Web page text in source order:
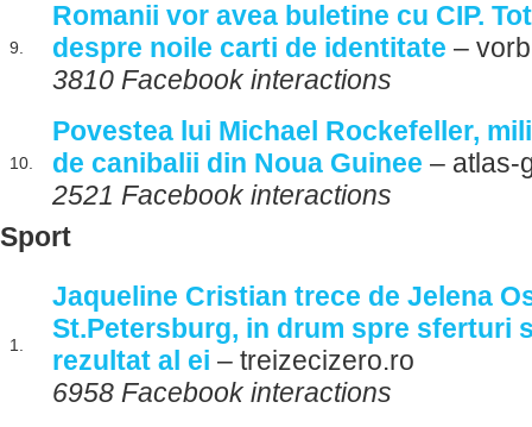
9.
Romanii vor avea buletine cu CIP.
despre noile carti de identitate –
3810 Facebook interactions
10.
Povestea lui Michael Rockefeller,
de canibalii din Noua Guinee – atlas-
2521 Facebook interactions
Sport
1.
Jaqueline Cristian trece de Jelena
St.Petersburg, in drum spre sferturi
rezultat al ei – treizecizero.ro
6958 Facebook interactions